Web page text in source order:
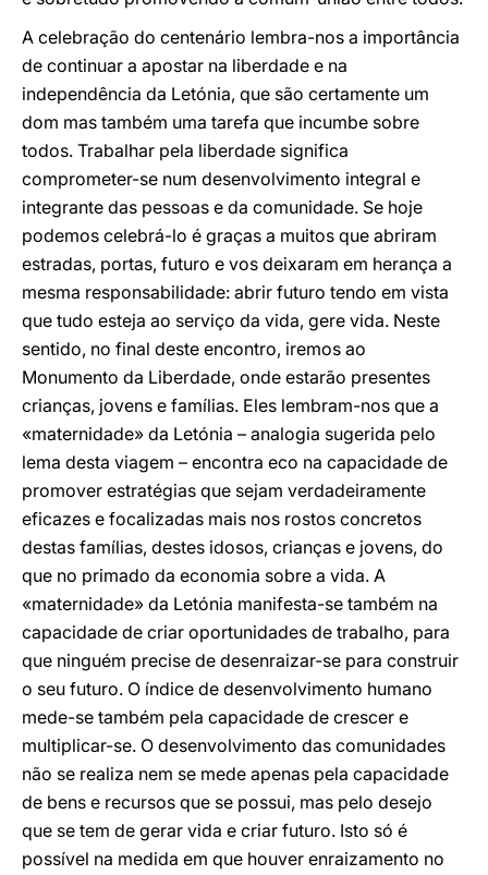
A celebração do centenário lembra-nos a importância
de continuar a apostar na liberdade e na
independência da Letónia, que são certamente um
dom mas também uma tarefa que incumbe sobre
todos. Trabalhar pela liberdade significa
comprometer-se num desenvolvimento integral e
integrante das pessoas e da comunidade. Se hoje
podemos celebrá-lo é graças a muitos que abriram
estradas, portas, futuro e vos deixaram em herança a
mesma responsabilidade: abrir futuro tendo em vista
que tudo esteja ao serviço da vida, gere vida. Neste
sentido, no final deste encontro, iremos ao
Monumento da Liberdade, onde estarão presentes
crianças, jovens e famílias. Eles lembram-nos que a
«maternidade» da Letónia – analogia sugerida pelo
lema desta viagem – encontra eco na capacidade de
promover estratégias que sejam verdadeiramente
eficazes e focalizadas mais nos rostos concretos
destas famílias, destes idosos, crianças e jovens, do
que no primado da economia sobre a vida. A
«maternidade» da Letónia manifesta-se também na
capacidade de criar oportunidades de trabalho, para
que ninguém precise de desenraizar-se para construir
o seu futuro. O índice de desenvolvimento humano
mede-se também pela capacidade de crescer e
multiplicar-se. O desenvolvimento das comunidades
não se realiza nem se mede apenas pela capacidade
de bens e recursos que se possui, mas pelo desejo
que se tem de gerar vida e criar futuro. Isto só é
possível na medida em que houver enraizamento no